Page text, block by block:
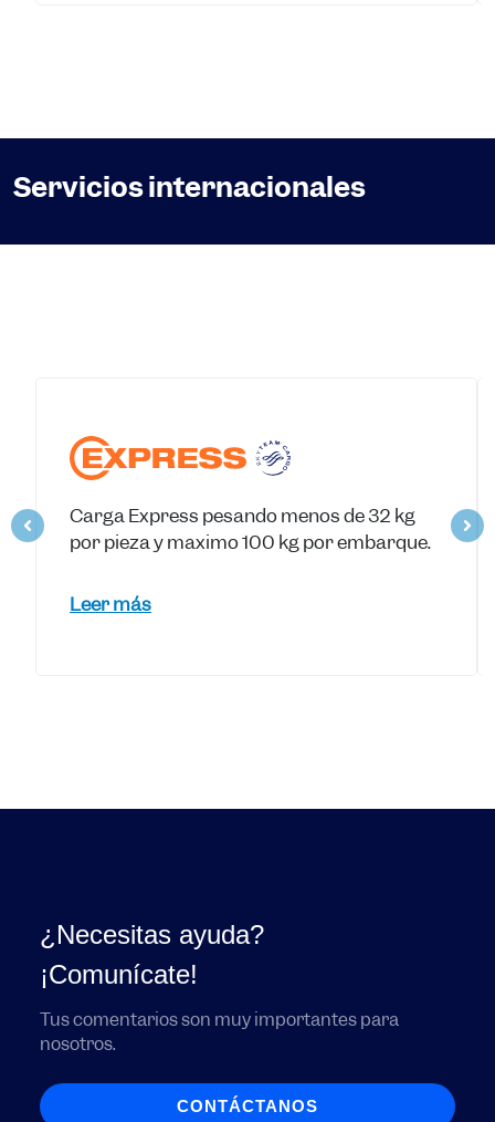
Servicios internacionales
Carga Express pesando menos de 32 kg
por pieza y máximo 100 kg por embarque.
Leer más
¿Necesitas ayuda?
¡Comunícate!
Tus comentarios son muy importantes para
nosotros.
CONTÁCTANOS